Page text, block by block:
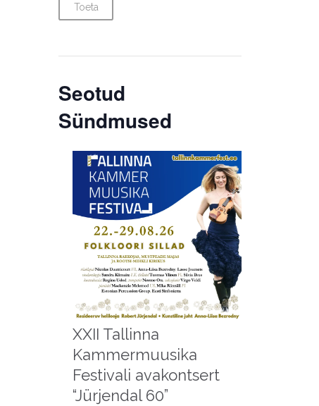
Toeta
Seotud
Sündmused
XXII Tallinna
Kammermuusika
Festivali avakontsert
“Jürjendal 60”